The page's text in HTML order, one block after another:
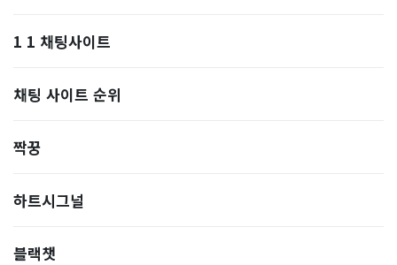
1 1 채팅사이트
채팅 사이트 순위
짝꿍
하트시그널
블랙챗